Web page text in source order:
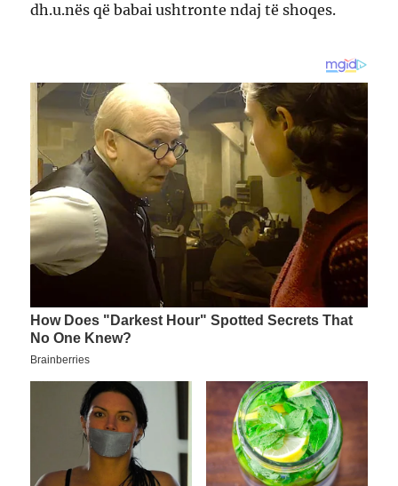
dh.u.nës që babai ushtronte ndaj të shoqes.